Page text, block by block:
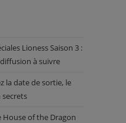
Lioness Saison 3 :
à suivre
la date de sortie, le
secrets
House of the Dragon